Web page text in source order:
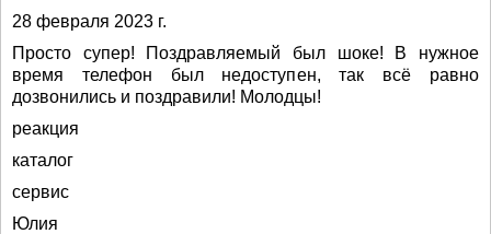
28 февраля 2023 г.
Просто супер! Поздравляемый был шоке! В нужное
время телефон был недоступен, так всё равно
дозвонились и поздравили! Молодцы!
реакция
каталог
сервис
Юлия